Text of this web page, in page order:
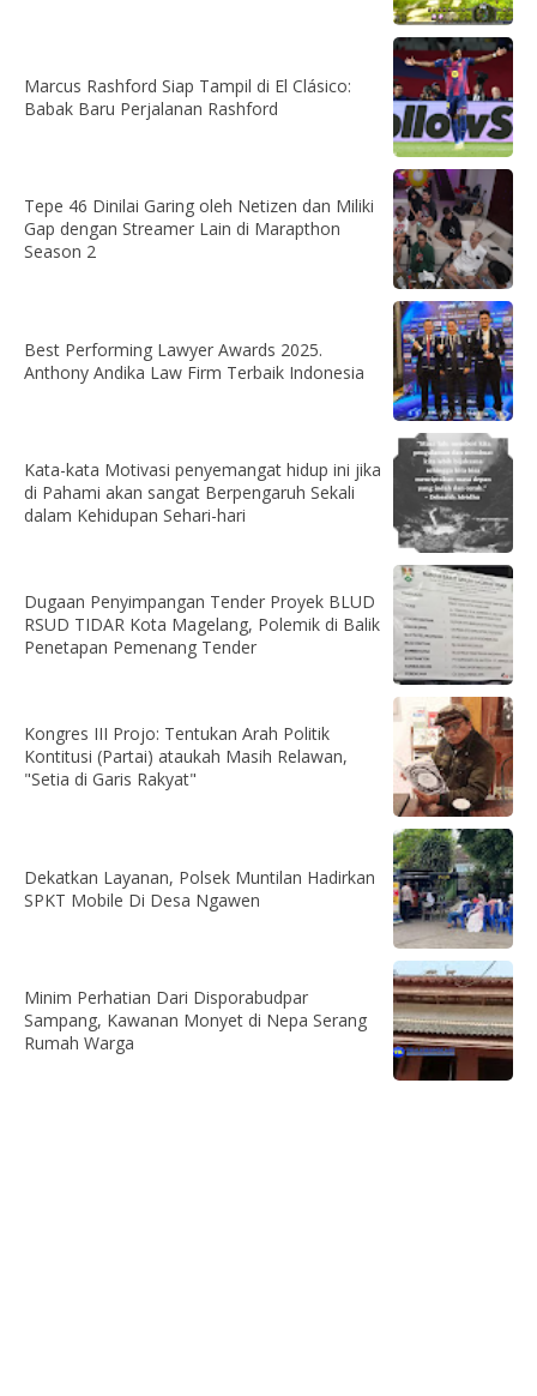
Marcus Rashford Siap Tampil di El Clásico:
Babak Baru Perjalanan Rashford
Tepe 46 Dinilai Garing oleh Netizen dan Miliki
Gap dengan Streamer Lain di Marapthon
Season 2
Best Performing Lawyer Awards 2025.
Anthony Andika Law Firm Terbaik Indonesia
Kata-kata Motivasi penyemangat hidup ini jika
di Pahami akan sangat Berpengaruh Sekali
dalam Kehidupan Sehari-hari
Dugaan Penyimpangan Tender Proyek BLUD
RSUD TIDAR Kota Magelang, Polemik di Balik
Penetapan Pemenang Tender
Kongres III Projo: Tentukan Arah Politik
Kontitusi (Partai) ataukah Masih Relawan,
"Setia di Garis Rakyat"
Dekatkan Layanan, Polsek Muntilan Hadirkan
SPKT Mobile Di Desa Ngawen
Minim Perhatian Dari Disporabudpar
Sampang, Kawanan Monyet di Nepa Serang
Rumah Warga